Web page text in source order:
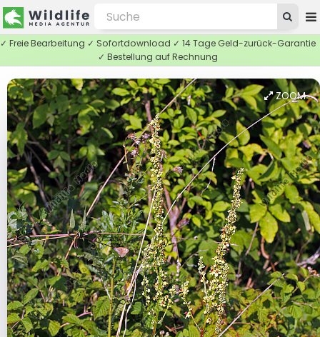
✓ Freie Bearbeitung ✓ Sofortdownload ✓ 14 Tage Geld-zurück-Garantie
✓ Bestellung auf Rechnung
ZOOM